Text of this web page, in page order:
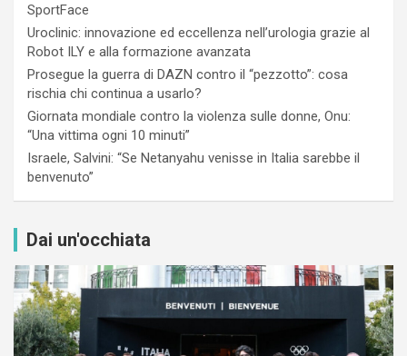
SportFace
Uroclinic: innovazione ed eccellenza nell’urologia grazie al
Robot ILY e alla formazione avanzata
Prosegue la guerra di DAZN contro il “pezzotto”: cosa
rischia chi continua a usarlo?
Giornata mondiale contro la violenza sulle donne, Onu:
“Una vittima ogni 10 minuti”
Israele, Salvini: “Se Netanyahu venisse in Italia sarebbe il
benvenuto”
Dai un'occhiata